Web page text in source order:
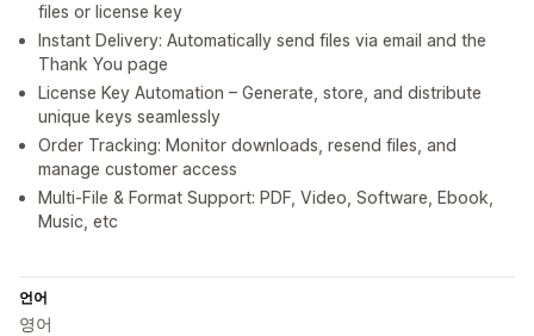
files or license key
Instant Delivery: Automatically send files via email and the
Thank You page
License Key Automation – Generate, store, and distribute
unique keys seamlessly
Order Tracking: Monitor downloads, resend files, and
manage customer access
Multi-File & Format Support: PDF, Video, Software, Ebook,
Music, etc
언어
영어